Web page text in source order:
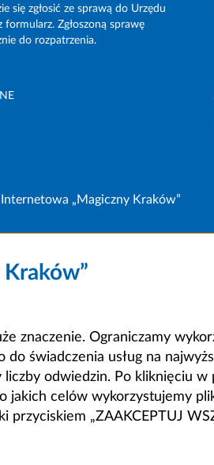
się zgłosić ze sprawą do Urzędu
formularz. Zgłoszoną sprawę
do rozpatrzenia.
„Magiczny Kraków”
znaczenie. Ograniczamy
świadczenia usług na
odwiedzin. Po kliknięciu w
jakich celów wykorzystujemy
„ZAAKCEPTUJ